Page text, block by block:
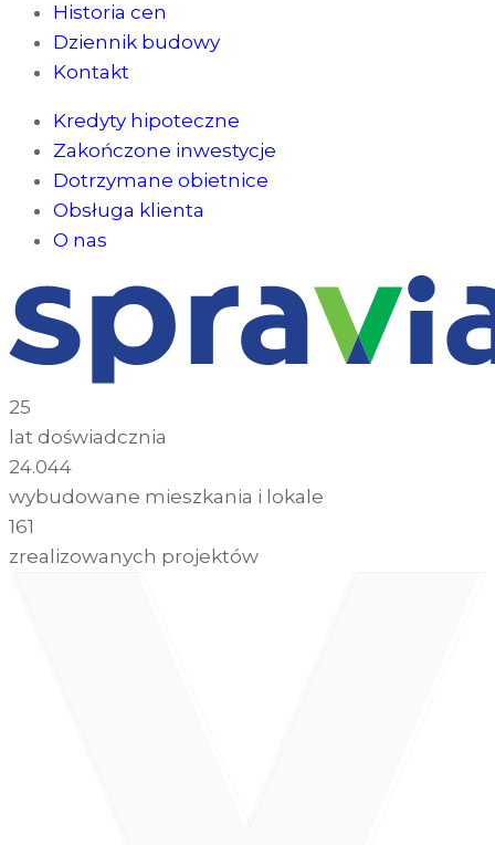
Historia cen
Dziennik budowy
Kontakt
Kredyty hipoteczne
Zakończone inwestycje
Dotrzymane obietnice
Obsługa klienta
O nas
25
lat doświadcznia
24.044
wybudowane mieszkania i lokale
161
zrealizowanych projektów